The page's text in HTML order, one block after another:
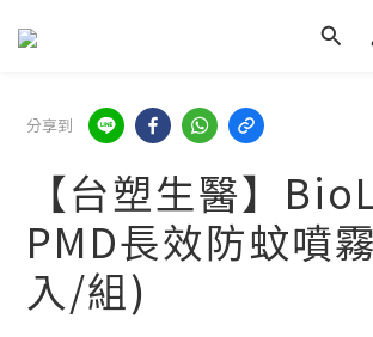
分享到
【台塑生醫】
PMD長效防蚊噴
入/組)